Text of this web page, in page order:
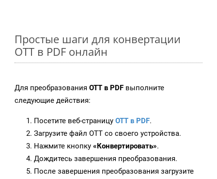
Простые шаги для конвертации
OTT в PDF онлайн
Для преобразования OTT в PDF выполните
следующие действия:
Посетите веб-страницу OTT в PDF.
Загрузите файл OTT со своего устройства.
Нажмите кнопку «Конвертировать».
Дождитесь завершения преобразования.
После завершения преобразования загрузите